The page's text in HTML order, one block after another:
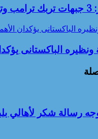
الباكستانى يؤكدان
ونظيره الباكستانى
رسالة شكر لأهالي